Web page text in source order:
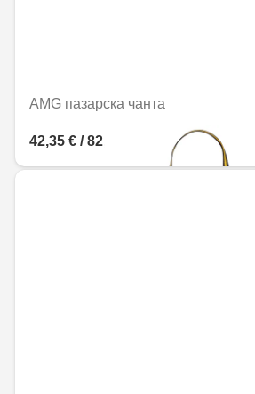
AMG пазарска чанта
42,35 € / 82,83 лв.